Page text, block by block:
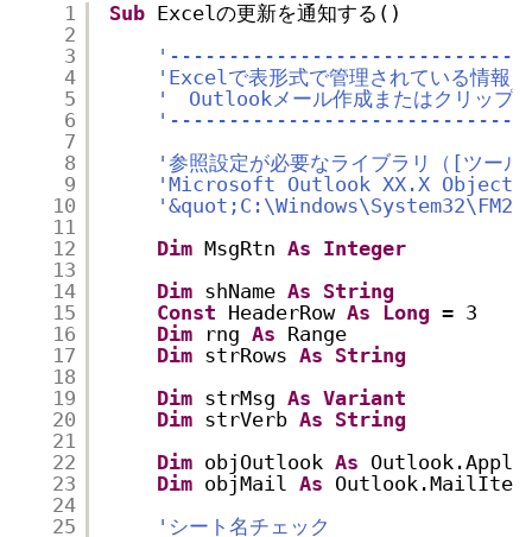
1
2
3
4
5
6
7
8
9
10
11
12
13
14
15
16
17
18
19
20
21
22
23
24
25
Sub Excelの更新を通知する()
'Excelで表形式で管理されている情報
'　Outlookメール作成またはクリップ
'参照設定が必要なライブラリ（[ツー
'Microsoft Outlook XX.X Object
Dim MsgRtn As Integer
Dim shName As String
Const HeaderRow As Long =
Dim
rng As
Dim strRows As String
Dim strMsg As Variant
Dim strVerb As String
Dim objOutlook As
Dim objMail As
'シート名チェック